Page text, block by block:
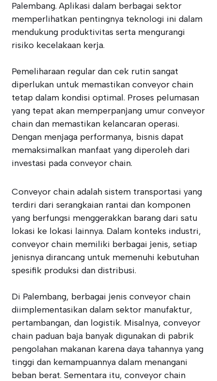
Palembang. Aplikasi dalam berbagai sektor
memperlihatkan pentingnya teknologi ini dalam
mendukung produktivitas serta mengurangi
risiko kecelakaan kerja.
Pemeliharaan regular dan cek rutin sangat
diperlukan untuk memastikan conveyor chain
tetap dalam kondisi optimal. Proses pelumasan
yang tepat akan memperpanjang umur conveyor
chain dan memastikan kelancaran operasi.
Dengan menjaga performanya, bisnis dapat
memaksimalkan manfaat yang diperoleh dari
investasi pada conveyor chain.
Conveyor chain adalah sistem transportasi yang
terdiri dari serangkaian rantai dan komponen
yang berfungsi menggerakkan barang dari satu
lokasi ke lokasi lainnya. Dalam konteks industri,
conveyor chain memiliki berbagai jenis, setiap
jenisnya dirancang untuk memenuhi kebutuhan
spesifik produksi dan distribusi.
Di Palembang, berbagai jenis conveyor chain
diimplementasikan dalam sektor manufaktur,
pertambangan, dan logistik. Misalnya, conveyor
chain paduan baja banyak digunakan di pabrik
pengolahan makanan karena daya tahannya yang
tinggi dan kemampuannya dalam menangani
beban berat. Sementara itu, conveyor chain